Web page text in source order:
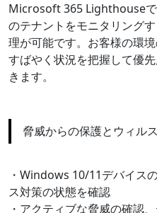
Microsoft 365 Lighthouse
のテナントをモニタリング
理が可能です。お客様の環
すばやく状況を把握して優
きます。
脅威からの保護とウィル
・Windows 10/11デバイ
ス対策の状態を確認
・アクティブな脅威の確認